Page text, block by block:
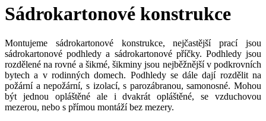
Sádrokartonové konstrukce
Montujeme sádrokartonové konstrukce, nejčastější prací jsou
sádrokartonové podhledy a sádrokartonové příčky. Podhledy jsou
rozdělené na rovné a šikmé, šikminy jsou nejběžnější v podkrovních
bytech a v rodinných domech. Podhledy se dále dají rozdělit na
požární a nepožární, s izolací, s parozábranou, samonosné. Mohou
být jednou opláštěné ale i dvakrát opláštěné, se vzduchovou
mezerou, nebo s přímou montáží bez mezery.